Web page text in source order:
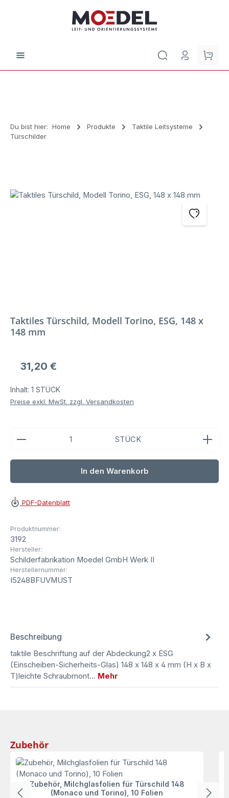
Zum Hauptinhalt springen
Du bist hier: Home Produkte
Taktile Leitsysteme
Türschilder
Bildergalerie überspringen
Taktiles Türschild, Modell Torino, ESG, 148 x
148 mm
Regulärer Preis:
31,20 €
Inhalt: 1 STÜCK
Preise exkl. MwSt. zzgl. Versandkosten
Produkt Anzahl: Gib den gewünschten Wert ein
STÜCK
In den Warenkorb
PDF-Datenblatt
Produktnummer:
3192
Hersteller:
Schilderfabrikation Moedel GmbH Werk II
Herstellernummer:
I5248BFUVMUST
Beschreibung
taktile Beschriftung auf der Abdeckung2 x ESG
(Einscheiben-Sicherheits-Glas) 148 x 148 x 4 mm (H x B x
T)leichte Schraubmont… Mehr
Produktgalerie überspringen
Zubehör
Zubehör, Milchglasfolien für Türschild 148
(Monaco und Torino), 10 Folien